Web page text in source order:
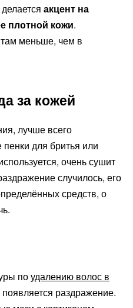
акцент на
плотной кожи.
меньше, чем в
за кожей
лучше всего
для бритья или
очень сушит
случилось, его
средств, о
поудалению волос в
появляется раздражение.